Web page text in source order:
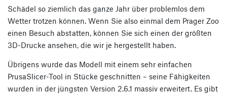
Schädel so ziemlich das ganze Jahr über problemlos dem
Wetter trotzen können. Wenn Sie also einmal dem Prager Zoo
einen Besuch abstatten, können Sie sich einen der größten
3D-Drucke ansehen, die wir je hergestellt haben.
Übrigens wurde das Modell mit einem sehr einfachen
PrusaSlicer-Tool in Stücke geschnitten – seine Fähigkeiten
wurden in der jüngsten Version 2.6.1 massiv erweitert. Es gibt